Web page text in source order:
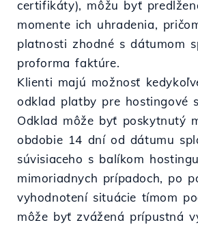
certifikáty), môžu byť
momente ich uhradenia,
platnosti zhodné s dátumom
proforma faktúre.
Klienti majú možnosť
odklad platby pre hostingové
Odklad môže byť poskytnutý
obdobie 14 dní od dátumu
súvisiaceho s balíkom
mimoriadnych prípadoch, po
vyhodnotení situácie tímom
môže byť zvážená prípustná